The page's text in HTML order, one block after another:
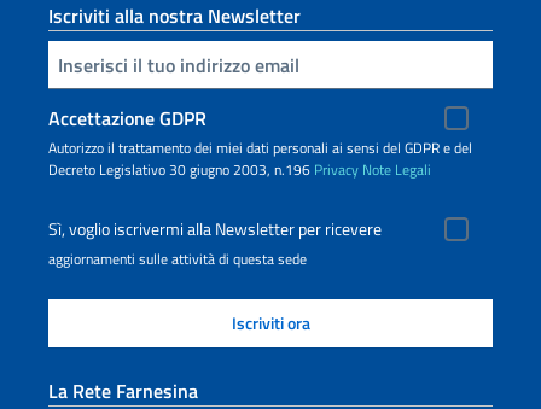
Iscriviti alla nostra Newsletter
Inserisci la tua email
Accettazione GDPR
Autorizzo il trattamento dei miei dati personali ai sensi del GDPR e del
Decreto Legislativo 30 giugno 2003, n.196 Privacy Note Legali
Sì, voglio iscrivermi alla Newsletter per ricevere
aggiornamenti sulle attività di questa sede
La Rete Farnesina